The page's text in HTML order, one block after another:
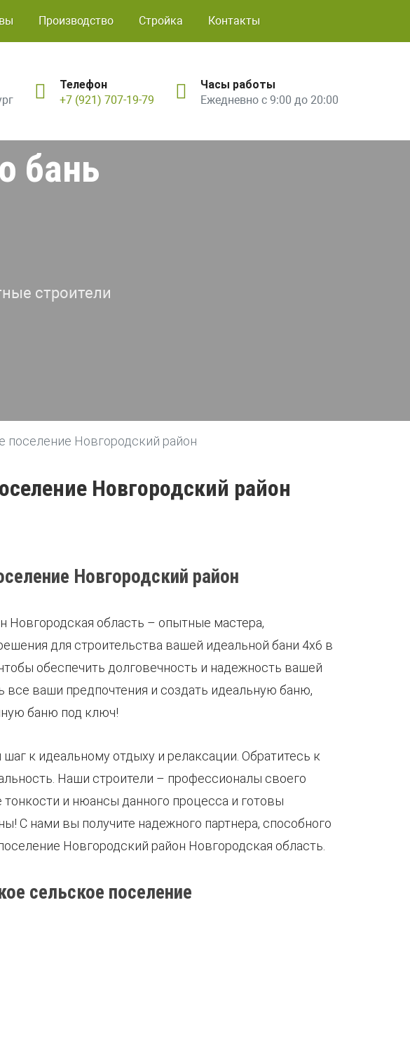
Производство Стройка Контакты
Телефон
+7 (921) 707-19-79
Часы работы
Ежедневно с 9:00 до 20:00
бань
строители
поселение Новгородский район
Новгородский район
Новгородский район
Новгородская область – опытные мастера,
для строительства вашей идеальной бани 4х6 в
обеспечить долговечность и надежность вашей
все ваши предпочтения и создать идеальную баню,
баню под ключ!
к идеальному отдыху и релаксации. Обратитесь к
Наши строители – профессионалы своего
и нюансы данного процесса и готовы
С нами вы получите надежного партнера, способного
Новгородский район Новгородская область.
сельское поселение